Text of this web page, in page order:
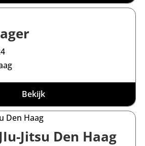
Bekijk
Jitsu Den Haag